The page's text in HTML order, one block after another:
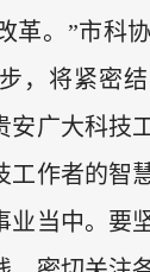
革。”市科
，将紧密
安广大科技
工作者的智
当中。要